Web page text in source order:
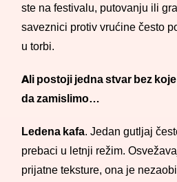
ste na festivalu, putovanju ili
saveznici protiv vrućine često
u torbi.
Ali postoji jedna stvar bez
da zamislimo…
Ledena kafa. Jedan gutljaj
prebaci u letnji režim.
prijatne teksture, ona je